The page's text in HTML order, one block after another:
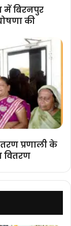
में बिरनपुर
की
प्रणाली के
वितरण